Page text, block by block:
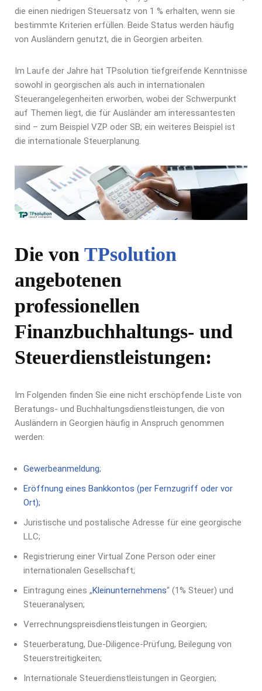
die einen niedrigen Steuersatz von 1 % erhalten, wenn sie
bestimmte Kriterien erfüllen. Beide Status werden häufig
von Ausländern genutzt, die in Georgien arbeiten.
Im Laufe der Jahre hat TPsolution tiefgreifende Kenntnisse
sowohl in georgischen als auch in internationalen
Steuerangelegenheiten erworben, wobei der Schwerpunkt
auf Themen liegt, die für Ausländer am interessantesten
sind – zum Beispiel VZP oder SB; ein weiteres Beispiel ist
die internationale Steuerplanung.
Die von TPsolution
angebotenen
professionellen
Finanzbuchhaltungs- und
Steuerdienstleistungen:
Im Folgenden finden Sie eine nicht erschöpfende Liste von
Beratungs- und Buchhaltungsdienstleistungen, die von
Ausländern in Georgien häufig in Anspruch genommen
werden:
Gewerbeanmeldung;
Eröffnung eines Bankkontos (per Fernzugriff oder vor
Ort);
Juristische und postalische Adresse für eine georgische
LLC;
Registrierung einer Virtual Zone Person oder einer
internationalen Gesellschaft;
Eintragung eines „Kleinunternehmens“ (1% Steuer) und
Steueranalysen;
Verrechnungspreisdienstleistungen in Georgien;
Steuerberatung, Due-Diligence-Prüfung, Beilegung von
Steuerstreitigkeiten;
Internationale Steuerdienstleistungen in Georgien;